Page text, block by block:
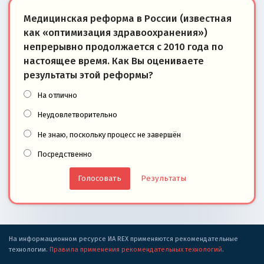
Медицинская реформа в России (известная
как «оптимизация здравоохранения»)
непрерывно продолжается с 2010 года по
настоящее время. Как Вы оцениваете
результаты этой реформы?
На отлично
Неудовлетворительно
Не знаю, поскольку процесс не завершён
Посредственно
Результаты
На информационном ресурсе ИА REX применяются рекомендательные
технологии. Правила применения рекомендательных технологий.